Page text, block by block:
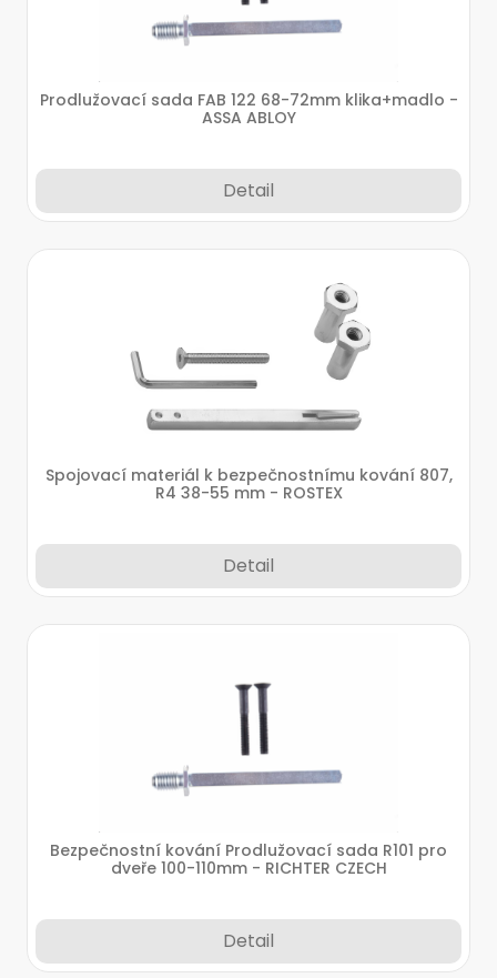
Prodlužovací sada FAB 122 68-72mm klika+madlo -
ASSA ABLOY
Detail
Spojovací materiál k bezpečnostnímu kování 807,
R4 38-55 mm - ROSTEX
Detail
Bezpečnostní kování Prodlužovací sada R101 pro
dveře 100-110mm - RICHTER CZECH
Detail